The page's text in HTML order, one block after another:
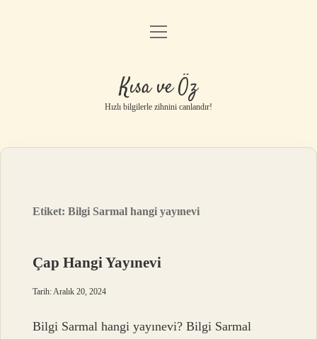
Anasayfa
Gizlilik Politikası
Yasal Uyarı
menüyü
Kısa ve Öz
Hızlı bilgilerle zihnini canlandır!
Etiket:Bilgi Sarmal hangi yayınevi
Çap Hangi Yayınevi
Tarih: Aralık 20, 2024
Bilgi Sarmal hangi yayınevi? Bilgi Sarmal